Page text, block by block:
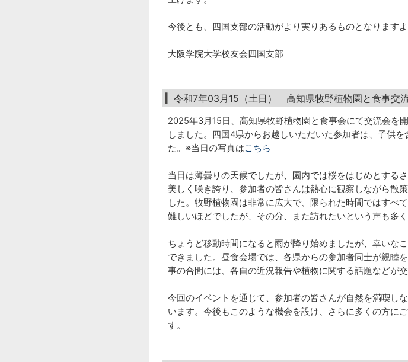
今後とも、四国支部の活動がより実りあるものとなります
大阪学院大学校友会四国支部
令和7年03月15（土日） 高知県牧野植物園と食事交
2025年3月15日、高知県牧野植物園と食事会にて交流会を
しました。四国4県からお越しいただいた参加者は、子供を
た。※当日の写真はこちら
当日は薄曇りの天候でしたが、園内では桜をはじめとする
美しく咲き誇り、参加者の皆さんは熱心に観察しながら散
した。牧野植物園は非常に広大で、限られた時間ではすべ
難しいほどでしたが、その分、また訪れたいという声も多く
ちょうど移動時間になると雨が降り始めましたが、幸いな
できました。昼食会場では、各県からの参加者同士が親睦
事の合間には、各自の近況報告や植物に関する話題などが
今回のイベントを通じて、参加者の皆さんが自然を満喫し
います。今後もこのような機会を設け、さらに多くの方に
す。